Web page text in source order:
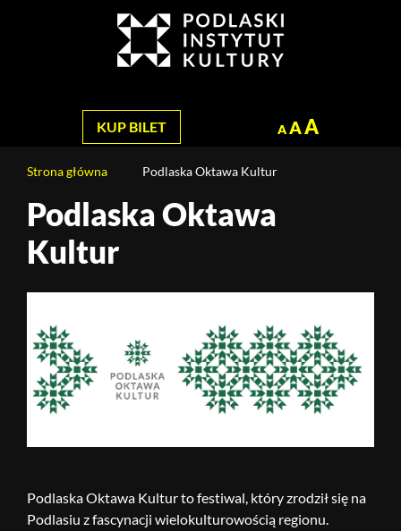
KUP BILET A AA
Strona główna Podlaska Oktawa Kultur
Treść
stronyPodlaska Oktawa
Kultur
Podlaska Oktawa Kultur to festiwal, który zrodził się na
Podlasiu z fascynacji wielokulturowością regionu.